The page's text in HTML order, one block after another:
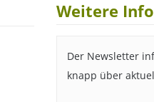
Weitere
Der Newsletter
knapp über